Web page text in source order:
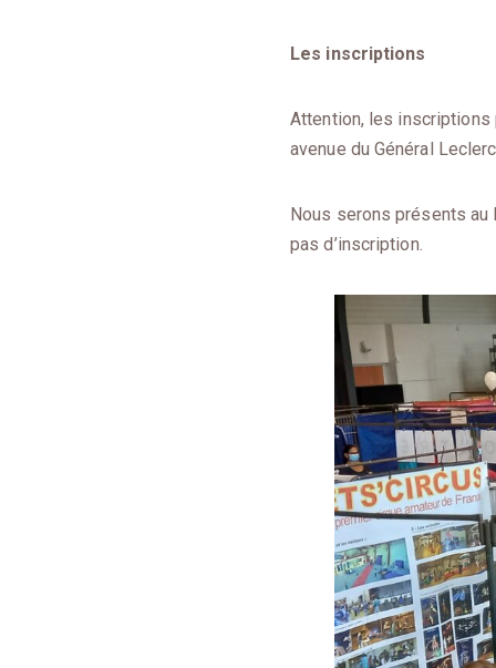
Les inscriptions
Attention, les
avenue du Général
Nous serons présents au
pas d’inscription.